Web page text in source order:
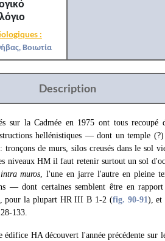
:
Βοιωτία
Description
sur la Cadmée en 1975 ont tous
hellénistiques — dont un temple
de murs, silos creusés dans le sol
niveaux HM il faut retenir surtout un sol
muros, l'une en jarre l'autre en pleine
— dont certaines semblent être en
pour la plupart HR III Β 1-2 (fig. 90-91), et
133.
HA découvert l'année précédente sur